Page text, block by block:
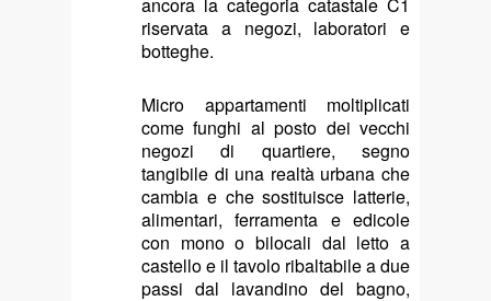
ancora la categoria catastale C1
riservata a negozi, laboratori e
botteghe.
Micro appartamenti moltiplicati
come funghi al posto dei vecchi
negozi di quartiere, segno
tangibile di una realtà urbana che
cambia e che sostituisce latterie,
alimentari, ferramenta e edicole
con mono o bilocali dal letto a
castello e il tavolo ribaltabile a due
passi dal lavandino del bagno,